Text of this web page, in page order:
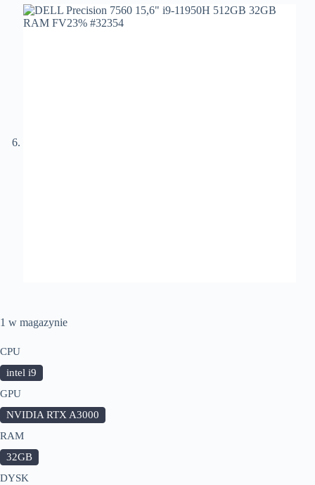
1 w magazynie
CPU
intel i9
GPU
NVIDIA RTX A3000
RAM
32GB
DYSK